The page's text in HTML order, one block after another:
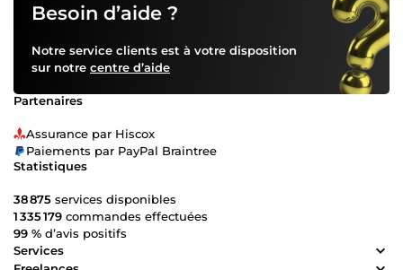
Besoin d’aide ?
Notre service clients est à votre disposition
sur notre centre d’aide
Partenaires
Assurance par Hiscox
Paiements par PayPal Braintree
Statistiques
38 875 services disponibles
1 335 179 commandes effectuées
99 % d’avis positifs
Services